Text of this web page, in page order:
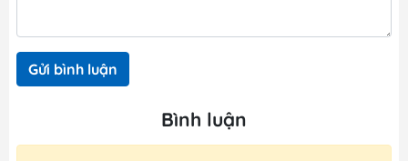
Gửi bình luận
Bình luận